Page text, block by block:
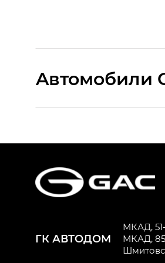
Aвтомобили
HYPTEC HT —
GS8 — Джи Эс 8
ГК АВТОДОМ
МКАД,
МКАД,